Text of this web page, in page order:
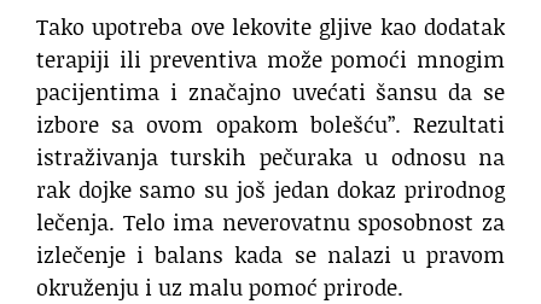
Tako upotreba ove lekovite gljive kao dodatak
terapiji ili preventiva može pomoći mnogim
pacijentima i značajno uvećati šansu da se
izbore sa ovom opakom bolešću”. Rezultati
istraživanja turskih pečuraka u odnosu na
rak dojke samo su još jedan dokaz prirodnog
lečenja. Telo ima neverovatnu sposobnost za
izlečenje i balans kada se nalazi u pravom
okruženju i uz malu pomoć prirode.